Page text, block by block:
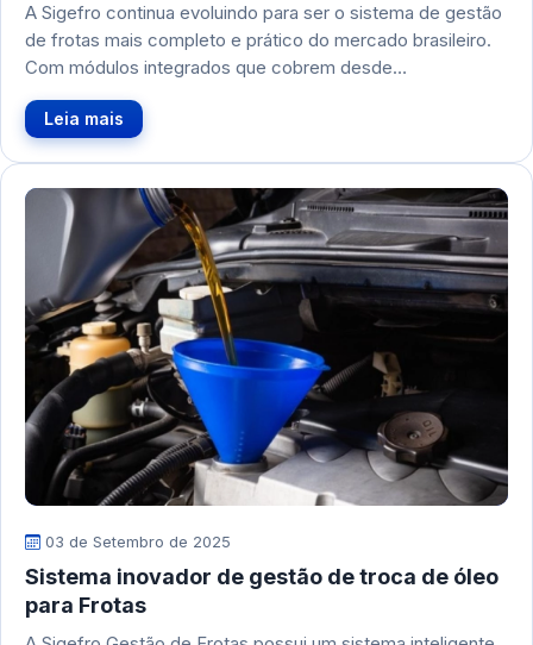
A Sigefro continua evoluindo para ser o sistema de gestão
de frotas mais completo e prático do mercado brasileiro.
Com módulos integrados que cobrem desde…
Leia mais
03 de Setembro de 2025
Sistema inovador de gestão de troca de óleo
para Frotas